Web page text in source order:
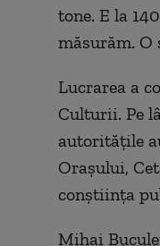
tone. E la
măsurăm. O
Lucrarea a
Culturii. Pe
autorităţile
Oraşului,
conştiinţa
Mihai